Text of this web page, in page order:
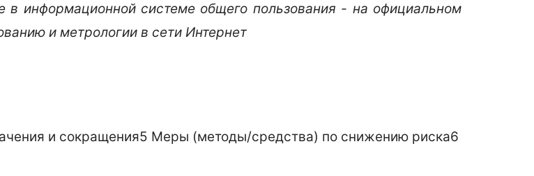
информационной системе общего пользования - на официальном
и метрологии в сети Интернет
и сокращения5 Меры (методы/средства) по снижению риска6